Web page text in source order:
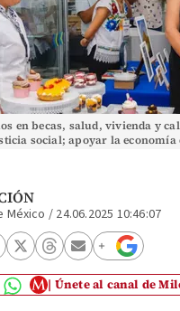
en becas, salud, vivienda y
social; apoyar la economía
México / 24.06.2025 10:46:07
Únete al canal de